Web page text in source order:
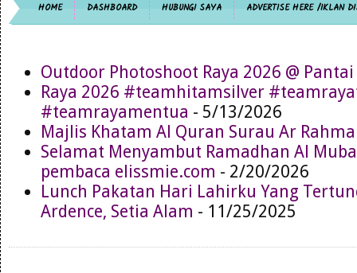
HOME DASHBOARD HUBUNGI SAYA ADVERTISE HERE /IKLAN
Outdoor Photoshoot Raya 2026 @ Pantai
Raya 2026 #teamhitamsilver
#teamrayamentua - 5/13/2026
Majlis Khatam Al Quran Surau Ar
Selamat Menyambut Ramadhan Al
pembaca elissmie.com - 2/20/2026
Lunch Pakatan Hari Lahirku Yang
Ardence, Setia Alam - 11/25/2025